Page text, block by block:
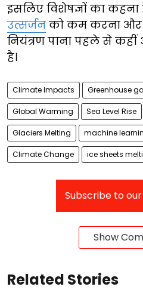
इसलिए विशेषज्ञों का कहना
उत्सर्जन को कम करना और
नियंत्रण पाना पहले से
है।
Climate Impacts Greenhouse
Global Warming Sea Level Rise
Glaciers Melting machine
Climate Change ice sheets
Subscribe to
Show
Related Stories